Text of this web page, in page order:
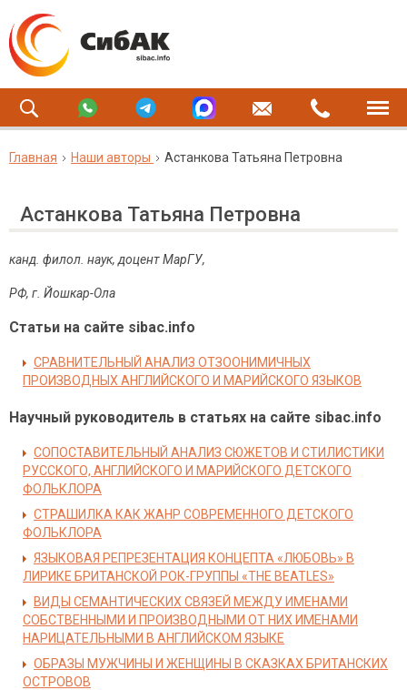
Главная Наши авторы Астанкова Татьяна Петровна
Астанкова Татьяна Петровна
канд. филол. наук, доцент МарГУ,
РФ, г. Йошкар-Ола
Статьи на сайте sibac.info
СРАВНИТЕЛЬНЫЙ АНАЛИЗ ОТЗООНИМИЧНЫХ
ПРОИЗВОДНЫХ АНГЛИЙСКОГО И МАРИЙСКОГО ЯЗЫКОВ
Научный руководитель в статьях на сайте sibac.info
СОПОСТАВИТЕЛЬНЫЙ АНАЛИЗ СЮЖЕТОВ И СТИЛИСТИКИ
РУССКОГО, АНГЛИЙСКОГО И МАРИЙСКОГО ДЕТСКОГО
ФОЛЬКЛОРА
СТРАШИЛКА КАК ЖАНР СОВРЕМЕННОГО ДЕТСКОГО
ФОЛЬКЛОРА
ЯЗЫКОВАЯ РЕПРЕЗЕНТАЦИЯ КОНЦЕПТА «ЛЮБОВЬ» В
ЛИРИКЕ БРИТАНСКОЙ РОК-ГРУППЫ «THE BEATLES»
ВИДЫ СЕМАНТИЧЕСКИХ СВЯЗЕЙ МЕЖДУ ИМЕНАМИ
СОБСТВЕННЫМИ И ПРОИЗВОДНЫМИ ОТ НИХ ИМЕНАМИ
НАРИЦАТЕЛЬНЫМИ В АНГЛИЙСКОМ ЯЗЫКЕ
ОБРАЗЫ МУЖЧИНЫ И ЖЕНЩИНЫ В СКАЗКАХ БРИТАНСКИХ
ОСТРОВОВ